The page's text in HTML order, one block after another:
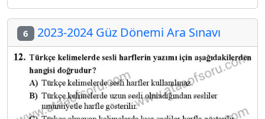
6 2023-2024 Güz Dönemi Ara Sınavı